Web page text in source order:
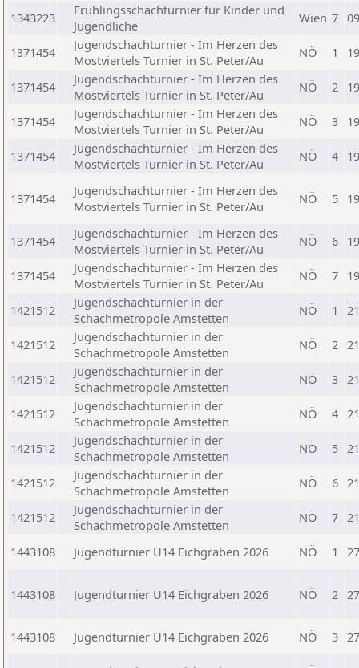
1343223
Frühlingsschachturnier für Kinder und
Jugendliche
Wien 7
1371454
Jugendschachturnier - Im Herzen des
Mostviertels Turnier in St. Peter/Au
NÖ 1
1371454
Jugendschachturnier - Im Herzen des
Mostviertels Turnier in St. Peter/Au
NÖ 2
1371454
Jugendschachturnier - Im Herzen des
Mostviertels Turnier in St. Peter/Au
NÖ 3
1371454
Jugendschachturnier - Im Herzen des
Mostviertels Turnier in St. Peter/Au
NÖ 4
1371454
Jugendschachturnier - Im Herzen des
Mostviertels Turnier in St. Peter/Au
NÖ 5
1371454
Jugendschachturnier - Im Herzen des
Mostviertels Turnier in St. Peter/Au
NÖ 6
1371454
Jugendschachturnier - Im Herzen des
Mostviertels Turnier in St. Peter/Au
NÖ 7
1421512
Jugendschachturnier in der
Schachmetropole Amstetten
NÖ 1
1421512
Jugendschachturnier in der
Schachmetropole Amstetten
NÖ 2
1421512
Jugendschachturnier in der
Schachmetropole Amstetten
NÖ 3
1421512
Jugendschachturnier in der
Schachmetropole Amstetten
NÖ 4
1421512
Jugendschachturnier in der
Schachmetropole Amstetten
NÖ 5
1421512
Jugendschachturnier in der
Schachmetropole Amstetten
NÖ 6
1421512
Jugendschachturnier in der
Schachmetropole Amstetten
NÖ 7
1443108 Jugendturnier U14 Eichgraben 2026 NÖ 1
1443108 Jugendturnier U14 Eichgraben 2026 NÖ 2
1443108 Jugendturnier U14 Eichgraben 2026 NÖ 3